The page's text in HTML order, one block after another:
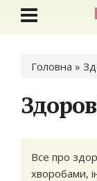
Ви є
Головна »
Все про
хворобами,